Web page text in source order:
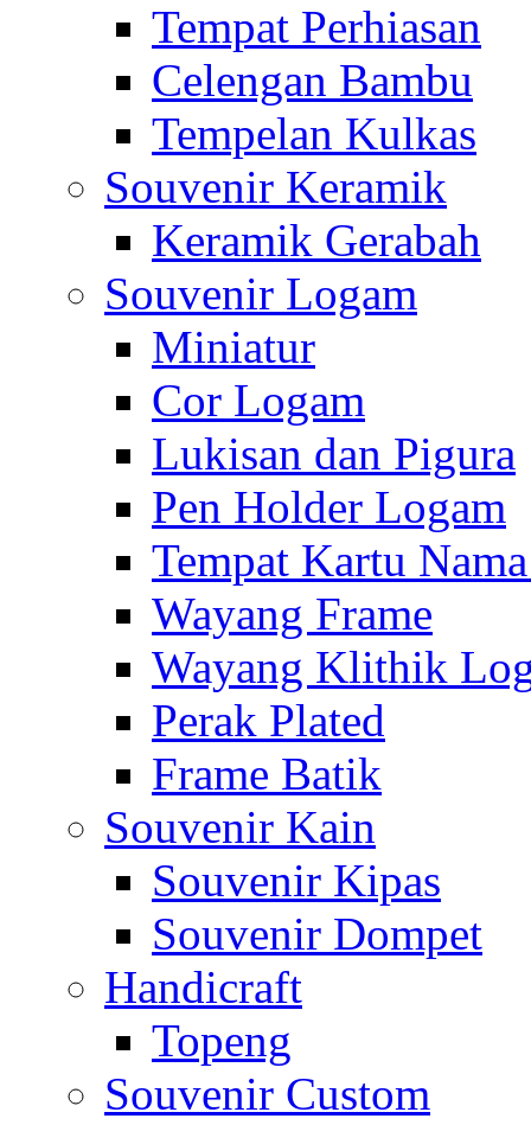
Tempat Perhiasan
Celengan Bambu
Tempelan Kulkas
Souvenir Keramik
Keramik Gerabah
Souvenir Logam
Miniatur
Cor Logam
Lukisan dan Pigura
Pen Holder Logam
Tempat Kartu
Wayang Frame
Wayang Klithik
Perak Plated
Frame Batik
Souvenir Kain
Souvenir Kipas
Souvenir Dompet
Handicraft
Topeng
Souvenir Custom